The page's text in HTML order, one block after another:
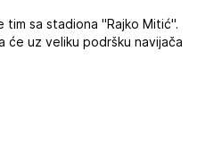
sa stadiona "Rajko Mitić".
uz veliku podršku navijača